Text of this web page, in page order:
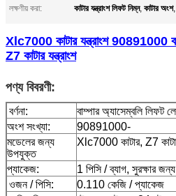
লক্ষণীয় করা:
কাটার যন্ত্রাংশ লিফট নিম্ন, কাটার অংশ,
Xlc7000 কাটার যন্ত্রাংশ 90891000
Z7 কাটার যন্ত্রাংশ
পণ্য বিবরণী:
বর্ণনা:
বাম্পার অ্যাসেম্বলি লিফট
অংশ সংখ্যা:
90891000-
মডেলের জন্য
উপযুক্ত
Xlc7000 কাটার, Z7
প্যাকেজ:
1 পিসি / ব্যাগ, সুরক্ষার
ওজন / পিসি:
0.110 কেজি / প্যাকেজ